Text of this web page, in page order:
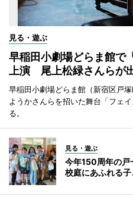
見る・遊ぶ
早稲田小劇場どらま館で
上演 尾上松緑さんらが
早稲田小劇場どらま館（新宿区戸
ようかさんらを招いた舞台「フェ
る。
見る・遊ぶ
今年150周年の
校庭にあふれる